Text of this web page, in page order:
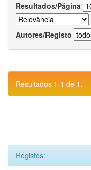
Resultados/Página
Autores/Registo
Resultados 1-1 de 1.
Registos: